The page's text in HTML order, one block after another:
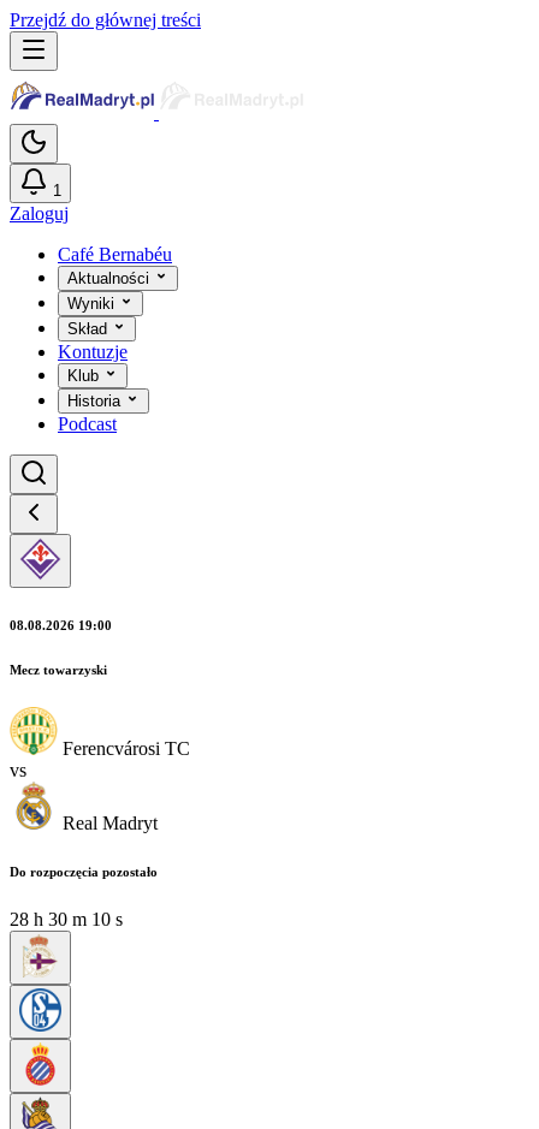
Przejdź do głównej treści
1
Zaloguj
Café Bernabéu
Aktualności
Wyniki
Skład
Kontuzje
Klub
Historia
Podcast
08.08.2026 19:00
Mecz towarzyski
Ferencvárosi TC
vs
Real Madryt
Do rozpoczęcia pozostało
28 h 30 m 08 s